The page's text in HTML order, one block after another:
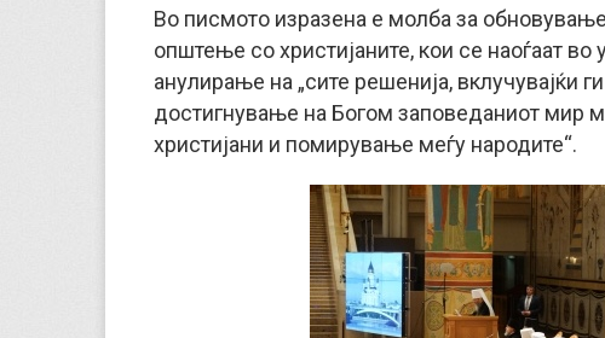
Во писмото изразена е молба за
општење со христијаните, кои се наоѓаат во
анулирање на „сите решенија, вклучувајќи
достигнување на Богом заповеданиот мир
христијани и помирување меѓу народите“.